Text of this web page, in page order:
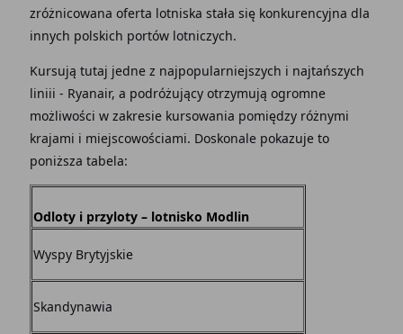
zróżnicowana oferta lotniska stała się konkurencyjna dla
innych polskich portów lotniczych.
Kursują tutaj jedne z najpopularniejszych i najtańszych
liniii - Ryanair, a podróżujący otrzymują ogromne
możliwości w zakresie kursowania pomiędzy różnymi
krajami i miejscowościami. Doskonale pokazuje to
poniższa tabela:
Odloty i przyloty – lotnisko Modlin
Wyspy Brytyjskie
Skandynawia